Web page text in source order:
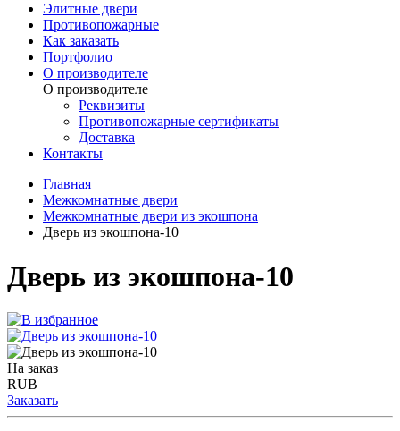
Элитные двери
Противопожарные
Как заказать
Портфолио
О производителе
О производителе
Реквизиты
Противопожарные сертификаты
Доставка
Контакты
Главная
Межкомнатные двери
Межкомнатные двери из экошпона
Дверь из экошпона-10
Дверь из экошпона-10
На заказ
RUB
Заказать